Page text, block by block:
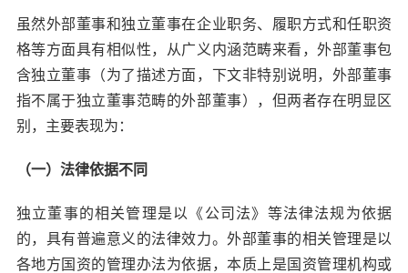
虽然外部董事和独立董事在企业职务、履职方式和任职资
格等方面具有相似性，从广义内涵范畴来看，外部董事包
含独立董事（为了描述方面，下文非特别说明，外部董事
指不属于独立董事范畴的外部董事），但两者存在明显区
别，主要表现为：
（一）法律依据不同
独立董事的相关管理是以《公司法》等法律法规为依据
的，具有普遍意义的法律效力。外部董事的相关管理是以
各地方国资的管理办法为依据，本质上是国资管理机构或